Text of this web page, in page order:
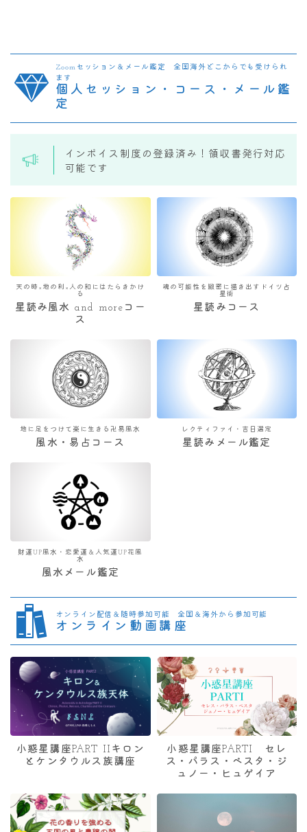
Zoomセッション＆メール鑑定 全国海外どこからでも受けられ
ます
個人セッション・コース・メール鑑
定
インボイス制度の登録済み！領収書発行対応
可能です
天の時×地の利×人の和にはたらきかけ
る
星読み風水 and moreコー
ス
魂の可能性を緻密に描き出すドイツ占
星術
星読みコース
地に足をつけて楽に生きる卍易風水
風水・易占コース
レクティファイ・吉日選定
星読みメール鑑定
財運UP風水・恋愛運＆人気運UP花風
水
風水メール鑑定
オンライン配信＆随時参加可能 全国＆海外から参加可能
オンライン動画講座
小惑星講座PART IIキロン
とケンタウルス族講座
小惑星講座PARTI セレ
ス・パラス・ベスタ・ジ
ュノー・ヒュゲイア